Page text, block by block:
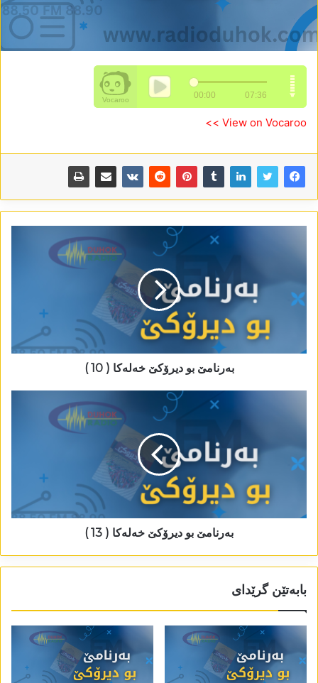
View on Vocaroo >>
بەرنامێ بو دیرۆکێ خەلەکا ( 10 )
بەرنامێ بو دیرۆکێ خەلەکا ( 13 )
بابەتێن گرێدای